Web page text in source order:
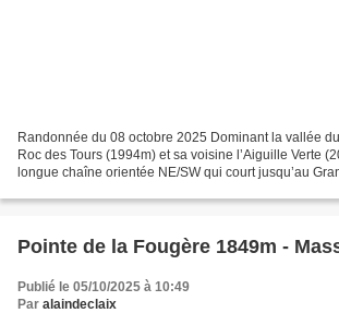
Randonnée du 08 octobre 2025 Dominant la vallée
Roc des Tours (1994m) et sa voisine l’Aiguille Verte
longue chaîne orientée NE/SW qui court jusqu’au
Pointe de la Fougère 1849m -
Publié le 05/10/2025 à 10:49
Par alaindeclaix